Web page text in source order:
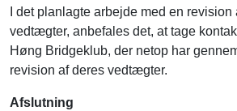
I det planlagte arbejde med en
vedtægter, anbefales det, at tage
Høng Bridgeklub, der netop har
revision af deres vedtægter.
Afslutning